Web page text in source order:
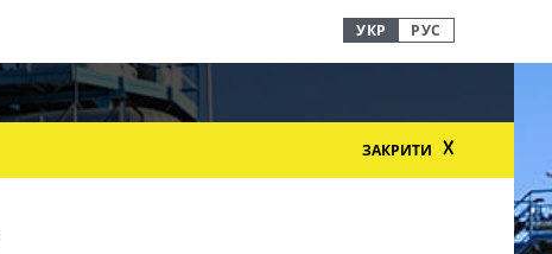
УКР РУС
ЗАКРИТИ ☓